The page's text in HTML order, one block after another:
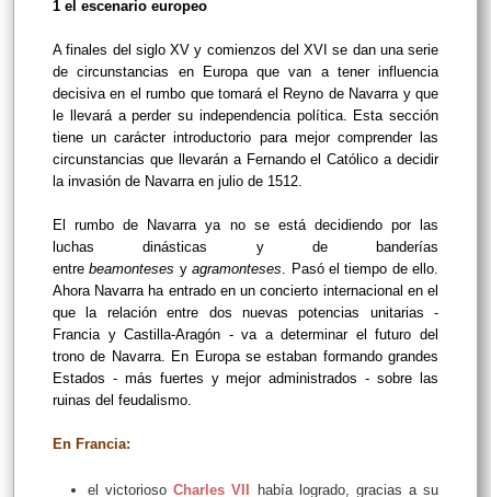
1 el escenario europeo
A finales del siglo XV y comienzos del XVI se dan una serie
de circunstancias en Europa que van a tener influencia
decisiva en el rumbo que tomará el Reyno de Navarra y que
le llevará a perder su independencia política. Esta sección
tiene un carácter introductorio para mejor comprender las
circunstancias que llevarán a Fernando el Católico a decidir
la invasión de Navarra en julio de 1512.
El rumbo de Navarra ya no se está decidiendo por las
luchas dinásticas y de banderías
entrebeamonteses yagramonteses. Pasó el tiempo de ello.
Ahora Navarra ha entrado en un concierto internacional en el
que la relación entre dos nuevas potencias unitarias -
Francia y Castilla-Aragón - va a determinar el futuro del
trono de Navarra. En Europa se estaban formando grandes
Estados - más fuertes y mejor administrados - sobre las
ruinas del feudalismo.
En Francia:
el victorioso Charles VII
había logrado, gracias a su